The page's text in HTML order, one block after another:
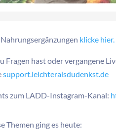
klicke hier.
Fragen hast oder vergangene
support.leichteralsdudenkst.de
zum LADD-Instagram-Kanal:
Themen ging es heute: